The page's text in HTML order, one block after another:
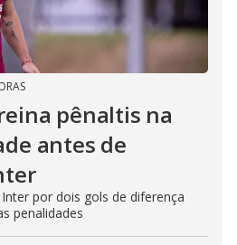
pênaltis na
antes de
por dois gols de diferença
penalidades